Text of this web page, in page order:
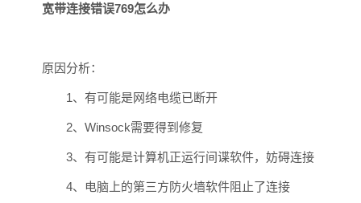
宽带连接错误769怎么办
原因分析：
1、有可能是网络电缆已断开
2、Winsock需要得到修复
3、有可能是计算机正运行间谍软件，妨碍连接
4、电脑上的第三方防火墙软件阻止了连接